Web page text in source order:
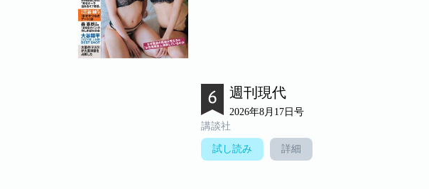
週刊現代
2026年8月17日号
講談社
試し読み 詳細